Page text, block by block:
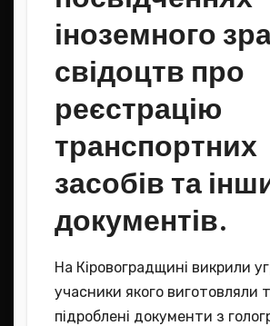
іноземного
свідоцтв про
реєстрацію
транспортних
засобів та
документів.
На Кіровоградщині викрили
учасники якого виготовляли
підроблені документи з